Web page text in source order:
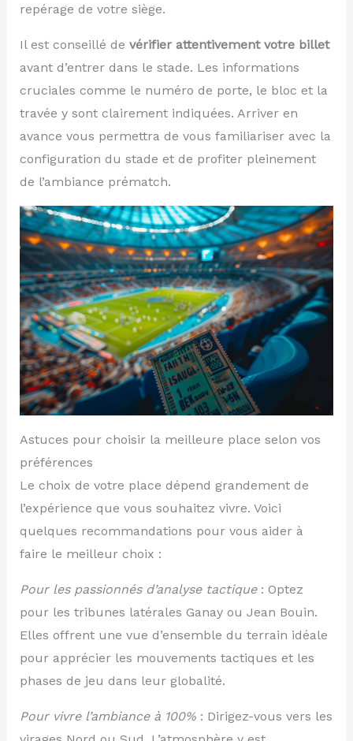
repérage de votre siège.
Il est conseillé de vérifier attentivement votre billet
avant d’entrer dans le stade. Les informations
cruciales comme le numéro de porte, le bloc et la
travée y sont clairement indiquées. Arriver en
avance vous permettra de vous familiariser avec la
configuration du stade et de profiter pleinement
de l’ambiance prématch.
Astuces pour choisir la meilleure place selon vos
préférences
Le choix de votre place dépend grandement de
l’expérience que vous souhaitez vivre. Voici
quelques recommandations pour vous aider à
faire le meilleur choix :
Pour les passionnés d’analyse tactique: Optez
pour les tribunes latérales Ganay ou Jean Bouin.
Elles offrent une vue d’ensemble du terrain idéale
pour apprécier les mouvements tactiques et les
phases de jeu dans leur globalité.
Pour vivre l’ambiance à 100%: Dirigez-vous vers les